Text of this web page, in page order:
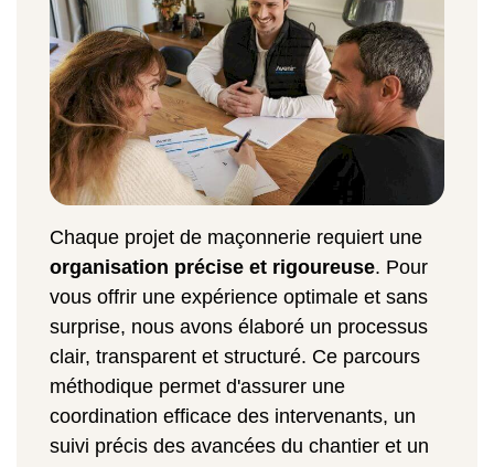
Chaque projet de maçonnerie requiert une
organisation précise et rigoureuse. Pour
vous offrir une expérience optimale et sans
surprise, nous avons élaboré un processus
clair, transparent et structuré. Ce parcours
méthodique permet d'assurer une
coordination efficace des intervenants, un
suivi précis des avancées du chantier et un